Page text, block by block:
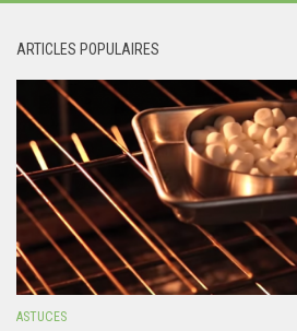
ARTICLES POPULAIRES
ASTUCES